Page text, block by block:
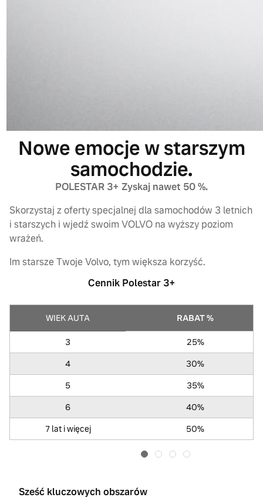
Nowe emocje w starszym
samochodzie.
POLESTAR 3+ Zyskaj nawet 50 %.
Skorzystaj z oferty specjalnej dla samochodów 3 letnich
i starszych i wjedź swoim VOLVO na wyższy poziom
wrażeń.
Im starsze Twoje Volvo, tym większa korzyść.
Cennik Polestar 3+
WIEK AUTA RABAT %
3 25%
4 30%
5 35%
6 40%
7 lat i więcej 50%
Sześć kluczowych obszarów